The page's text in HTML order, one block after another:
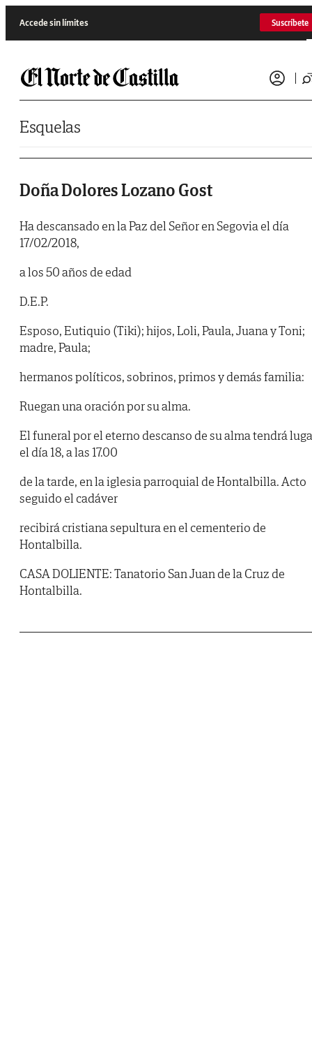
Accede sin límites Suscríbete
Esquelas
Doña Dolores Lozano Gost
Ha descansado en la Paz del Señor en Segovia el día
17/02/2018,
a los 50 años de edad
D.E.P.
Esposo, Eutiquio (Tiki); hijos, Loli, Paula, Juana y Toni;
madre, Paula;
hermanos políticos, sobrinos, primos y demás familia:
Ruegan una oración por su alma.
El funeral por el eterno descanso de su alma tendrá
el día 18, a las 17.00
de la tarde, en la iglesia parroquial de Hontalbilla. Acto
seguido el cadáver
recibirá cristiana sepultura en el cementerio de
Hontalbilla.
CASA DOLIENTE: Tanatorio San Juan de la Cruz de
Hontalbilla.